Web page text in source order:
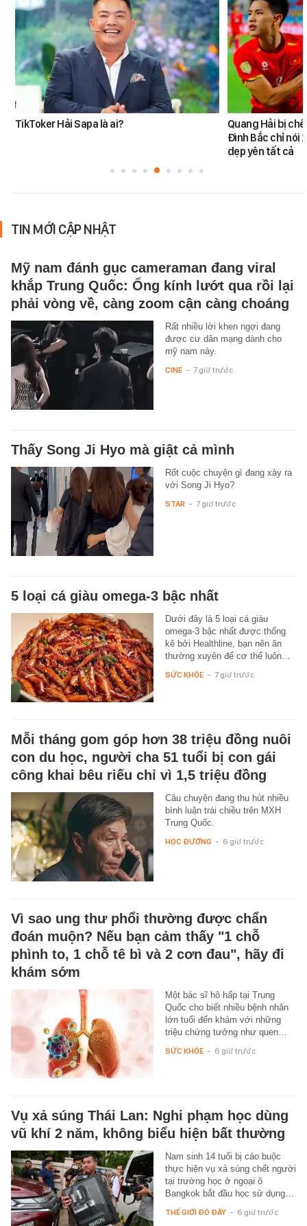
TikToker Hải Sapa là ai?
Quang Hải bị
Đình Bắc chỉ nói
dẹp yên tất cả
TIN MỚI CẬP NHẬT
Mỹ nam đánh gục cameraman đang viral
khắp Trung Quốc: Ống kính lướt qua rồi lại
phải vòng về, càng zoom cận càng choáng
Rất nhiều lời khen ngợi đang
được cư dân mạng dành cho
mỹ nam này.
CINE - 7 giờ trước
Thấy Song Ji Hyo mà giật cả mình
Rốt cuộc chuyện gì đang xảy ra
với Song Ji Hyo?
STAR - 7 giờ trước
5 loại cá giàu omega-3 bậc nhất
Dưới đây là 5 loại cá giàu
omega-3 bậc nhất được thống
kê bởi Healthline, bạn nên ăn
thường xuyên để cơ thể luôn…
SỨC KHỎE - 7 giờ trước
Mỗi tháng gom góp hơn 38 triệu đồng nuôi
con du học, người cha 51 tuổi bị con gái
công khai bêu riếu chỉ vì 1,5 triệu đồng
Câu chuyện đang thu hút nhiều
bình luận trái chiều trên MXH
Trung Quốc.
HỌC ĐƯỜNG - 6 giờ trước
Vì sao ung thư phổi thường được chẩn
đoán muộn? Nếu bạn cảm thấy "1 chỗ
phình to, 1 chỗ tê bì và 2 cơn đau", hãy đi
khám sớm
Một bác sĩ hô hấp tại Trung
Quốc cho biết nhiều bệnh nhân
lớn tuổi đến khám với những
triệu chứng tưởng như quen…
SỨC KHỎE - 6 giờ trước
Vụ xả súng Thái Lan: Nghi phạm học dùng
vũ khí 2 năm, không biểu hiện bất thường
Nam sinh 14 tuổi bị cáo buộc
thực hiện vụ xả súng chết người
tại trường học ở ngoại ô
Bangkok bắt đầu học sử dụng…
THẾ GIỚI ĐÓ ĐÂY - 6 giờ trước